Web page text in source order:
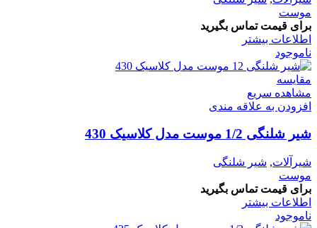
موست
برای قیمت تماس بگیرید
اطلاعات بیشتر
ناموجود
مقایسه
مشاهده سریع
افزودن به علاقه مندی
شیر شلنگی 1/2 موست مدل کلاسیک 430
شیرآلات, شیر شلنگی
موست
برای قیمت تماس بگیرید
اطلاعات بیشتر
ناموجود